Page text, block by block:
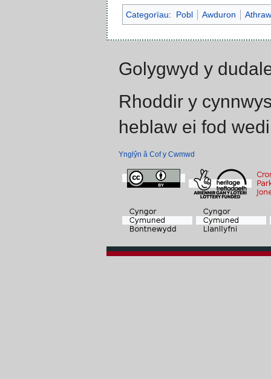
Categorïau: Pobl Awduron
Golygwyd y
Rhoddir y
heblaw ei fod
Ynglŷn â Cof y Cwmwd